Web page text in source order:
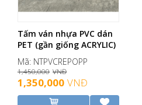
Tấm ván nhựa PVC dán
PET (gần giống ACRYLIC)
Mã: NTPVCREPOPP
1,450,000 VNĐ
1,350,000 VNĐ